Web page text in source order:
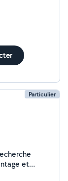
Particulier
et